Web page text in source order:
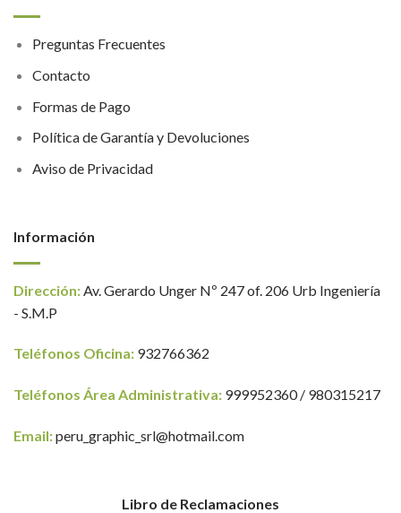
Preguntas Frecuentes
Contacto
Formas de Pago
Política de Garantía y Devoluciones
Aviso de Privacidad
Información
Dirección: Av. Gerardo Unger Nº 247 of. 206 Urb Ingeniería
- S.M.P
Teléfonos Oficina: 932766362
Teléfonos Área Administrativa: 999952360 / 980315217
Email:peru_graphic_srl@hotmail.com
Libro de Reclamaciones